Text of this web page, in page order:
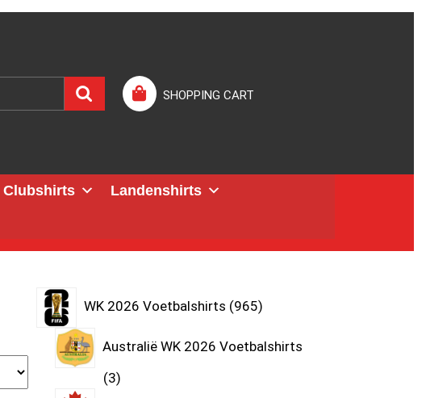
SHOPPING CART
Clubshirts
Landenshirts
WK 2026 Voetbalshirts 965
Australië WK 2026 Voetbalshirts
3